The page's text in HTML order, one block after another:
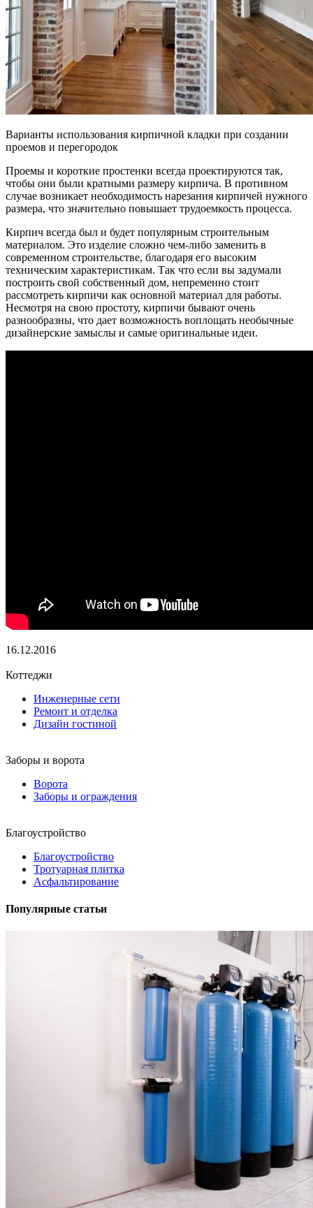
Варианты использования кирпичной кладки при создании
проемов и перегородок
Проемы и короткие простенки всегда проектируются так,
чтобы они были кратными размеру кирпича. В противном
случае возникает необходимость нарезания кирпичей нужного
размера, что значительно повышает трудоемкость процесса.
Кирпич всегда был и будет популярным строительным
материалом. Это изделие сложно чем-либо заменить в
современном строительстве, благодаря его высоким
техническим характеристикам. Так что если вы задумали
построить свой собственный дом, непременно стоит
рассмотреть кирпичи как основной материал для работы.
Несмотря на свою простоту, кирпичи бывают очень
разнообразны, что дает возможность воплощать необычные
дизайнерские замыслы и самые оригинальные идеи.
16.12.2016
Коттеджи
Инженерные сети
Ремонт и отделка
Дизайн гостиной
Заборы и ворота
Ворота
Заборы и ограждения
Благоустройство
Благоустройство
Тротуарная плитка
Асфальтирование
Популярные статьи